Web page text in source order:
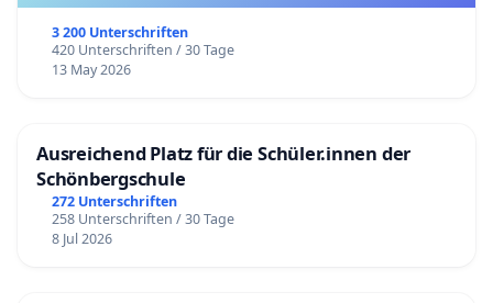
3 200 Unterschriften
420 Unterschriften / 30 Tage
13 May 2026
Ausreichend Platz für die Schüler.innen der
Schönbergschule
272 Unterschriften
258 Unterschriften / 30 Tage
8 Jul 2026